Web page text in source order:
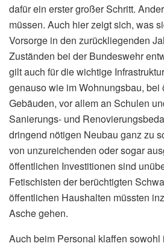
dafür ein erster großer Schritt.
müssen. Auch hier zeigt sich, was
Vorsorge in den zurückliegenden
Zuständen bei der Bundeswehr
gilt auch für die wichtige
genauso wie im Wohnungsbau, bei
Gebäuden, vor allem an Schulen
Sanierungs- und
dringend nötigen Neubau ganz zu
von unzureichenden oder sogar
öffentlichen Investitionen sind
Fetischisten der berüchtigten
öffentlichen Haushalten müssten
Asche gehen.
Auch beim Personal klaffen sowohl